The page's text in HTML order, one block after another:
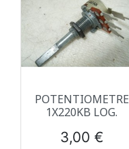
POTENTIOMETRE
1X220KB LOG.
Prix
3,00 €